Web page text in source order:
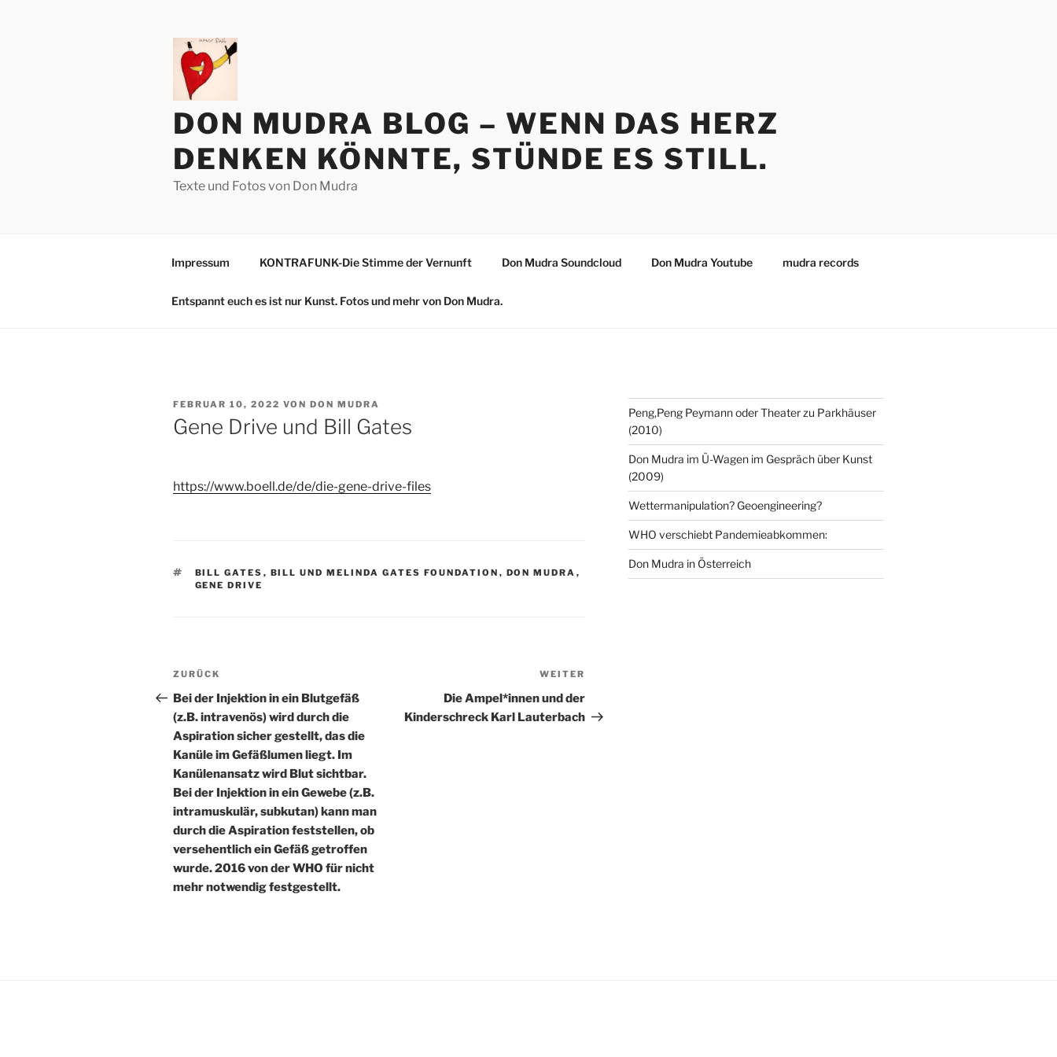
DON MUDRA BLOG – WENN DAS HERZ
DENKEN KÖNNTE, STÜNDE ES STILL.
Texte und Fotos von Don Mudra
Impressum KONTRAFUNK-Die Stimme der Vernunft Don Mudra Soundcloud Don Mudra Youtube mudra records
Entspannt euch es ist nur Kunst. Fotos und mehr von Don Mudra.
VERÖFFENTLICHT
AM
FEBRUAR 10, 2022 VON DON MUDRA
Gene Drive und Bill Gates
https://www.boell.de/de/die-gene-drive-files
SCHLAGWÖRTER
BILL GATES , BILL UND MELINDA GATES FOUNDATION , DON MUDRA ,
GENE DRIVE
Beitragsnavigation
Vorheriger
Beitrag
ZURÜCK
Bei der Injektion in ein Blutgefäß
(z.B. intravenös) wird durch die
Aspiration sicher gestellt, das die
Kanüle im Gefäßlumen liegt. Im
Kanülenansatz wird Blut sichtbar.
Bei der Injektion in ein Gewebe (z.B.
intramuskulär, subkutan) kann man
durch die Aspiration feststellen, ob
versehentlich ein Gefäß getroffen
wurde. 2016 von der WHO für nicht
mehr notwendig festgestellt.
Beitrag
WEITER
Die Ampel*innen und der
Kinderschreck Karl Lauterbach
Peng,Peng Peymann oder Theater zu Parkhäuser
(2010)
Don Mudra im Ü-Wagen im Gespräch über Kunst
(2009)
Wettermanipulation? Geoengineering?
WHO verschiebt Pandemieabkommen:
Don Mudra in Österreich